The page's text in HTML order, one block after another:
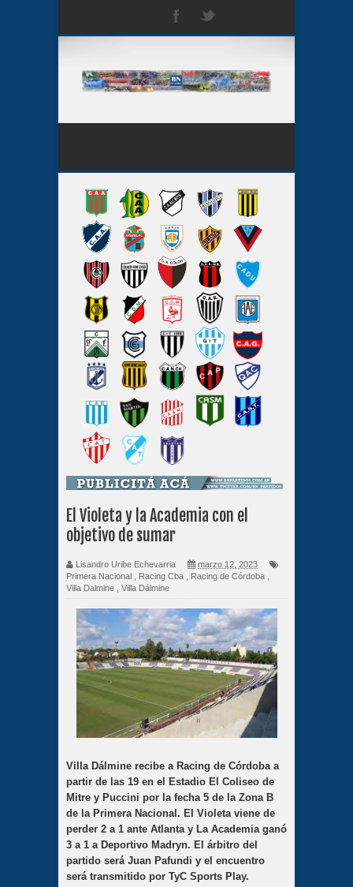
El Violeta y la Academia con el
objetivo de sumar
Lisandro Uribe Echevarria
marzo 12, 2023
Primera Nacional
Racing Cba Racing de Córdoba
Villa Dalmine
Villa Dálmine
Villa Dálmine recibe a Racing de Córdoba a
partir de las 19 en el Estadio El Coliseo de
Mitre y Puccini por la fecha 5 de la Zona B
de la Primera Nacional. El Violeta viene de
perder 2 a 1 ante Atlanta y La Academia ganó
3 a 1 a Deportivo Madryn. El árbitro del
partido será Juan Pafundi y el encuentro
será transmitido por TyC Sports Play.